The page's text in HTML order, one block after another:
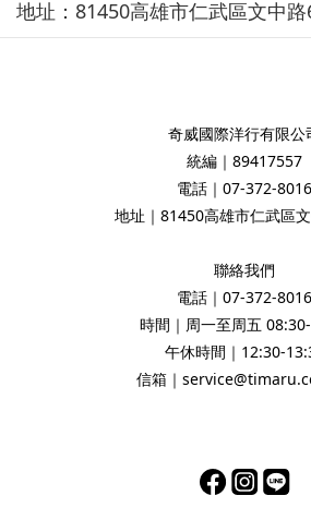
地址：81450高雄市仁武區文中路
奇威國際洋行有限公
統編｜89417557
電話｜07-372-8016
地址｜81450高雄市仁武區
聯絡我們
電話｜07-372-8016
時間｜周一至周五
午休時間｜12:30-
信箱｜